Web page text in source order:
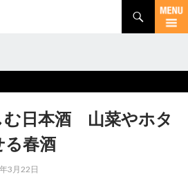
む日本酒 山菜やホタ
る春酒
3月22日